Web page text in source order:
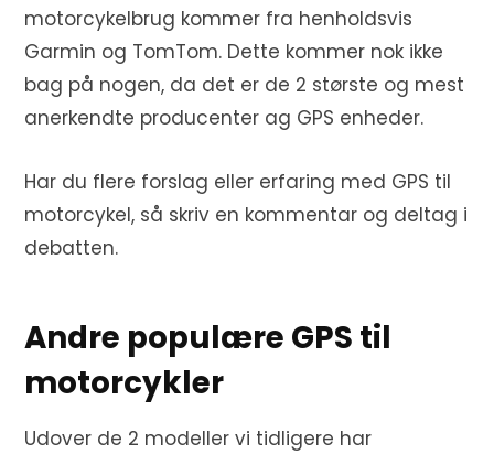
motorcykelbrug kommer fra henholdsvis
Garmin og TomTom. Dette kommer nok ikke
bag på nogen, da det er de 2 største og mest
anerkendte producenter ag GPS enheder.
Har du flere forslag eller erfaring med GPS til
motorcykel, så skriv en kommentar og deltag i
debatten.
Andre populære GPS til
motorcykler
Udover de 2 modeller vi tidligere har